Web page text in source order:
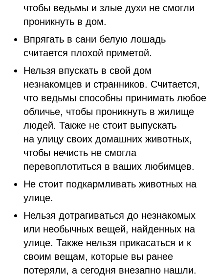
чтобы ведьмы и злые духи не смогли
проникнуть в дом.
Впрягать в сани белую лошадь
считается плохой приметой.
Нельзя впускать в свой дом
незнакомцев и странников. Считается,
что ведьмы способны принимать любое
обличье, чтобы проникнуть в жилище
людей. Также не стоит выпускать
на улицу своих домашних животных,
чтобы нечисть не смогла
перевоплотиться в ваших любимцев.
Не стоит подкармливать животных на
улице.
Нельзя дотрагиваться до незнакомых
или необычных вещей, найденных на
улице. Также нельзя прикасаться и к
своим вещам, которые вы ранее
потеряли, а сегодня внезапно нашли.